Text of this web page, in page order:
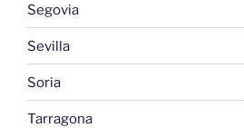
Segovia
Sevilla
Soria
Tarragona